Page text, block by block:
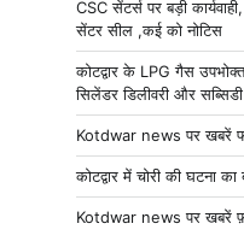
CSC सेंटर्स पर बड़ी
सेंटर सील ,कई को नोटिस
कोटद्वार के LPG गैस
सिलेंडर डिलीवरी और
Kotdwar news पर खबरें
कोटद्वार में चोरी की घटना
Kotdwar news पर